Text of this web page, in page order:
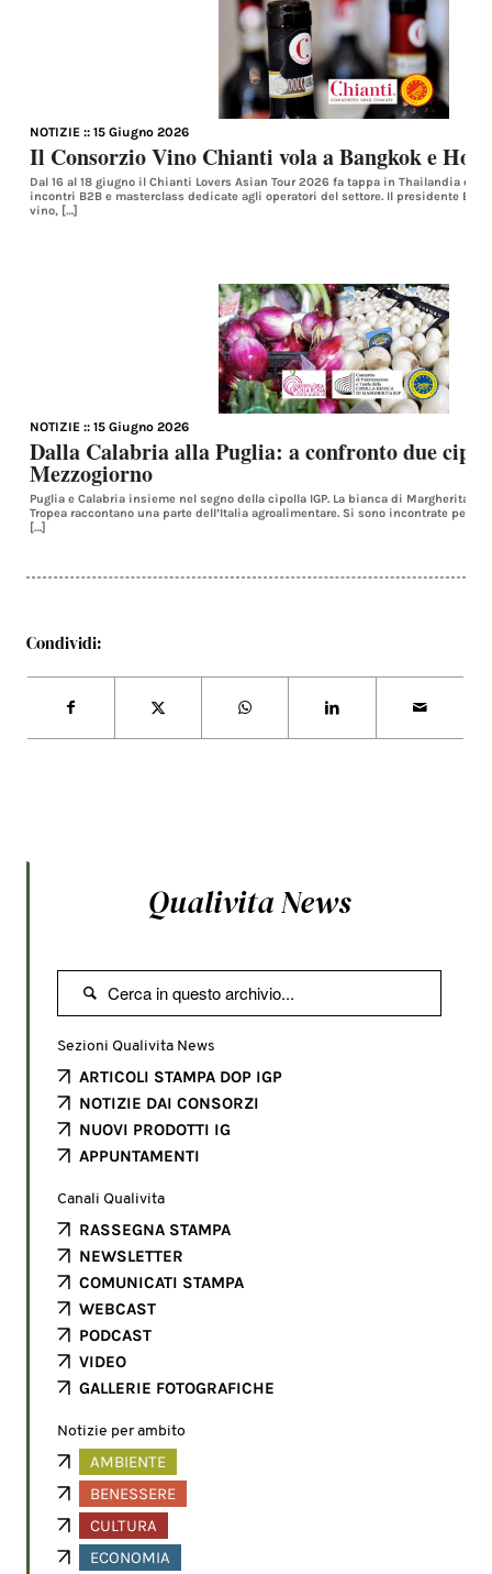
NOTIZIE :: 15 Giugno 2026
Il Consorzio Vino Chianti vola a Bangkok e Ho
Dal 16 al 18 giugno il Chianti Lovers Asian Tour 2026 fa tappa in Thailandia e
incontri B2B e masterclass dedicate agli operatori del settore. Il presidente
vino, […]
NOTIZIE :: 15 Giugno 2026
Dalla Calabria alla Puglia: a confronto due
Mezzogiorno
Puglia e Calabria insieme nel segno della cipolla IGP. La bianca di Margherita di
Tropea raccontano una parte dell’Italia agroalimentare. Si sono incontrate per la
[…]
Condividi:
Qualivita News

Sezioni Qualivita News
ARTICOLI STAMPA DOP IGP
NOTIZIE DAI CONSORZI
NUOVI PRODOTTI IG
APPUNTAMENTI
Canali Qualivita
RASSEGNA STAMPA
NEWSLETTER
COMUNICATI STAMPA
WEBCAST
PODCAST
VIDEO
GALLERIE FOTOGRAFICHE
Notizie per ambito
AMBIENTE
BENESSERE
CULTURA
ECONOMIA